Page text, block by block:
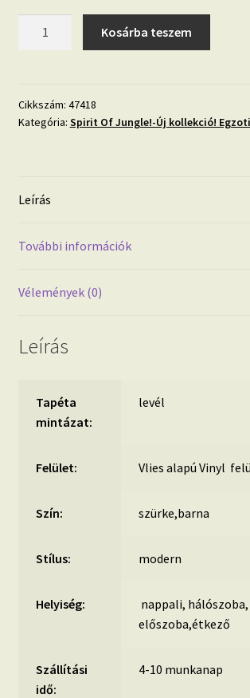
barna
trópusi
tapéta
Tapéta
mennyiség
Kosárba teszem
Cikkszám: 47418
Kategória: Spirit Of Jungle!-Új kollekció!
Leírás
További információk
Vélemények (0)
Leírás
Tapéta
mintázat:
levél
Felület: Vlies alapú Vinyl
Szín: szürke,barna
Stílus: modern
Helyiség:
nappali,
előszoba,étkező
Szállítási
idő:
4-10 munkanap